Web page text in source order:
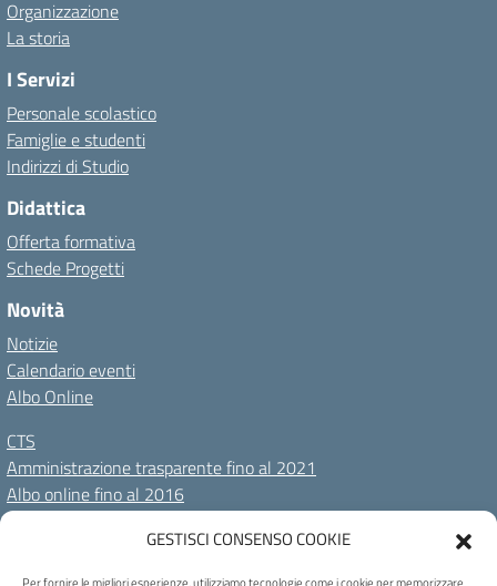
GESTISCI CONSENSO COOKIE
Organizzazione
La storia
I Servizi
Personale scolastico
Famiglie e studenti
Indirizzi di Studio
Didattica
Offerta formativa
Schede Progetti
Novità
Notizie
Calendario eventi
Albo Online
CTS
Amministrazione trasparente fino al 2021
Albo online fino al 2016